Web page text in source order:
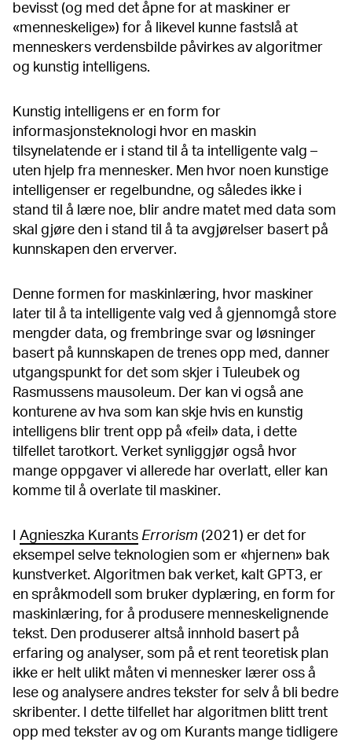
bevisst (og med det åpne for at maskiner er
«menneskelige») for å likevel kunne fastslå at
menneskers verdensbilde påvirkes av algoritmer
og kunstig intelligens.
Kunstig intelligens er en form for
informasjonsteknologi hvor en maskin
tilsynelatende er i stand til å ta intelligente valg –
uten hjelp fra mennesker. Men hvor noen kunstige
intelligenser er regelbundne, og således ikke i
stand til å lære noe, blir andre matet med data som
skal gjøre den i stand til å ta avgjørelser basert på
kunnskapen den erverver.
Denne formen for maskinlæring, hvor maskiner
later til å ta intelligente valg ved å gjennomgå store
mengder data, og frembringe svar og løsninger
basert på kunnskapen de trenes opp med, danner
utgangspunkt for det som skjer i Tuleubek og
Rasmussens mausoleum. Der kan vi også ane
konturene av hva som kan skje hvis en kunstig
intelligens blir trent opp på «feil» data, i dette
tilfellet tarotkort. Verket synliggjør også hvor
mange oppgaver vi allerede har overlatt, eller kan
komme til å overlate til maskiner.
Agnieszka Kurants Errorism (2021) er det for
eksempel selve teknologien som er «hjernen» bak
kunstverket. Algoritmen bak verket, kalt GPT3, er
en språkmodell som bruker dyplæring, en form for
maskinlæring, for å produsere menneskelignende
tekst. Den produserer altså innhold basert på
erfaring og analyser, som på et rent teoretisk plan
ikke er helt ulikt måten vi mennesker lærer oss å
lese og analysere andres tekster for selv å bli bedre
skribenter. I dette tilfellet har algoritmen blitt trent
opp med tekster av og om Kurants mange tidligere